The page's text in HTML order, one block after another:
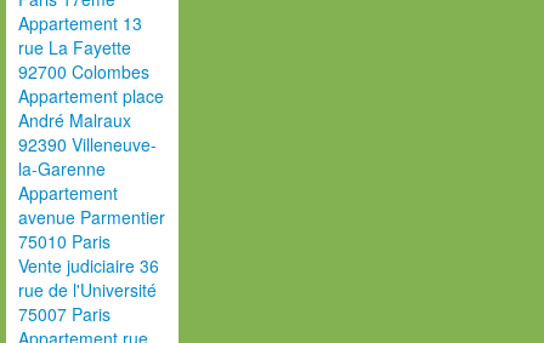
Appartement 13
rue La Fayette
92700 Colombes
Appartement place
André Malraux
92390 Villeneuve-
la-Garenne
Appartement
avenue Parmentier
75010 Paris
Vente judiciaire 36
rue de l'Université
75007 Paris
Appartement rue